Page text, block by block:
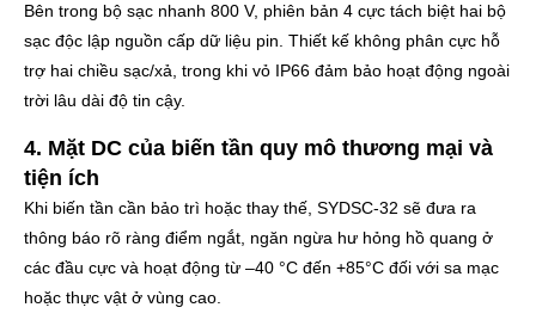
Bên trong bộ sạc nhanh 800 V, phiên bản 4 cực tách biệt hai bộ
sạc độc lập nguồn cấp dữ liệu pin. Thiết kế không phân cực hỗ
trợ hai chiều sạc/xả, trong khi vỏ IP66 đảm bảo hoạt động ngoài
trời lâu dài độ tin cậy.
4. Mặt DC của biến tần quy mô thương mại và
tiện ích
Khi biến tần cần bảo trì hoặc thay thế, SYDSC-32 sẽ đưa ra
thông báo rõ ràng điểm ngắt, ngăn ngừa hư hỏng hồ quang ở
các đầu cực và hoạt động từ –40 °C đến +85°C đối với sa mạc
hoặc thực vật ở vùng cao.